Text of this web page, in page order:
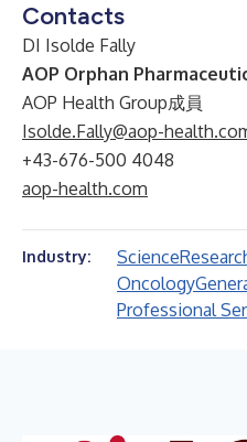
Contacts
DI Isolde Fally
AOP Orphan
AOP Health Group成員
Isolde.Fally@aop-
+43-676-500 4048
aop-health.com
Industry: Science
Oncology
Professional